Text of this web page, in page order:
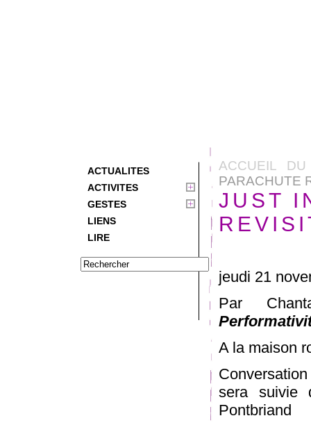
ACTUALITES
ACTIVITES
GESTES
LIENS
LIRE
ACCUEIL
PARACHUTE
JUST
jeudi 21
Par
A la maison
sera suivie
Pontbriand